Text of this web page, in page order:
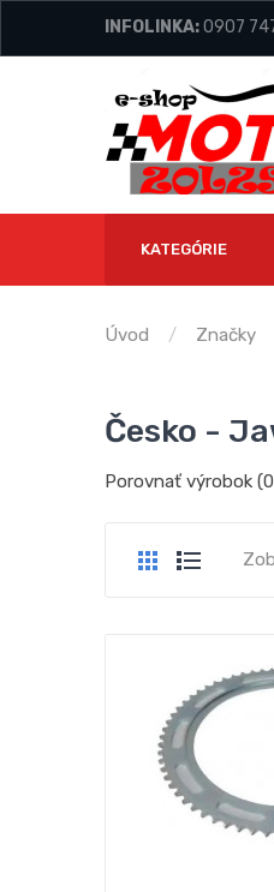
INFOLINKA:0907
KATEGÓRIE
Úvod Značky
Česko -
Porovnať výrobok